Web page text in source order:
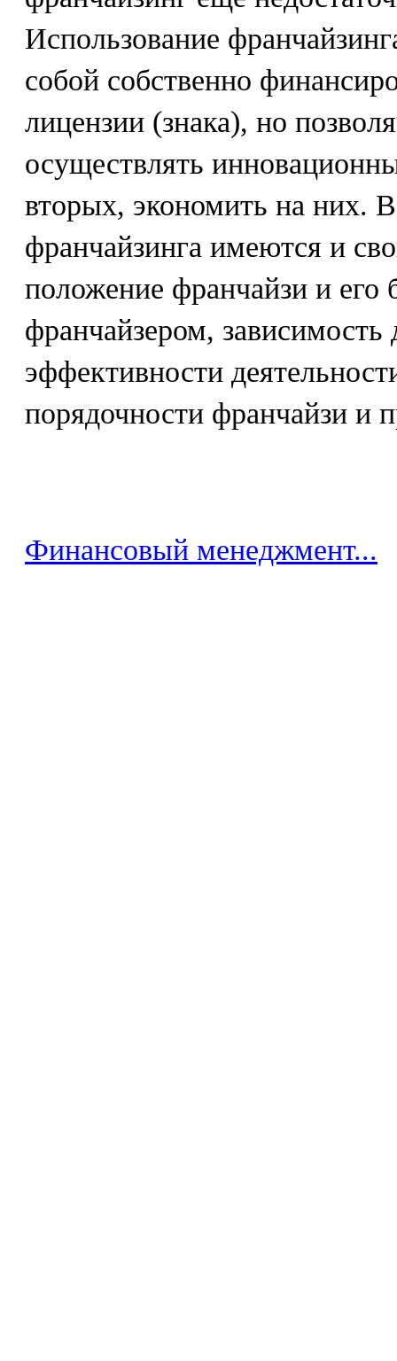
Использование
собой собственно
лицензии (знака), но
осуществлять
вторых, экономить на них.
франчайзинга имеются и
положение франчайзи и его
франчайзером, зависимость
эффективности
порядочности франчайзи и
Финансовый менеджмент...